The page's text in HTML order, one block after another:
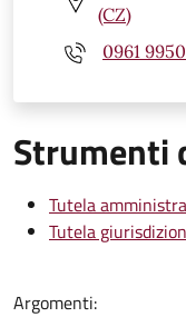
(CZ)
0961
Strumenti
Tutela
Tutela
Argomenti: